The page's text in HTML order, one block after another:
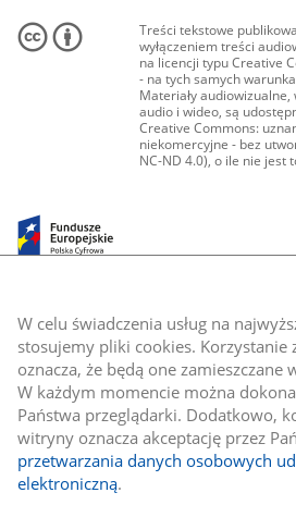
W celu świadczenia usług na
stosujemy pliki cookies. Korzystanie
oznacza, że będą one zamieszczane
W każdym momencie można
Państwa przeglądarki. Dodatkowo,
witryny oznacza akceptację przez
przetwarzania danych osobowych
elektroniczną.
Treści tekstowe
wyłączeniem treści
na licencji typu Creative
- na tych samych
Materiały
audio i wideo, są
Creative Commons:
niekomercyjne - bez
NC-ND 4.0), o ile nie jest